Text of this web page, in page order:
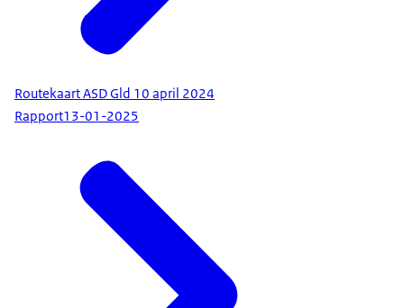
Routekaart ASD Gld 10 april 2024
Rapport13-01-2025